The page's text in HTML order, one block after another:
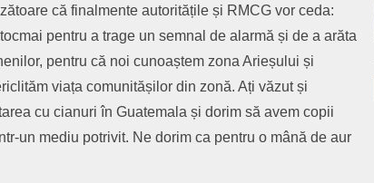
că finalmente autoritățile și RMCG vor ceda:
pentru a trage un semnal de alarmă și de a arăta
pentru că noi cunoaștem zona Arieșului și
viața comunitășilor din zonă. Ați văzut și
cu cianuri în Guatemala și dorim să avem copii
un mediu potrivit. Ne dorim ca pentru o mână de aur